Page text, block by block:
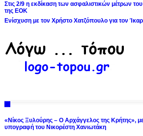
Στις 2/9 η εκδίκαση των ασφαλιστικών μέτρων
της ΕΟΚ
Ενίσχυση με τον Χρήστο Χατζόπουλο για τον
«Νίκος Ξυλούρης – Ο Αρχάγγελος της Κρήτης»,
υπογραφή του Νικορέστη Χανιωτάκη